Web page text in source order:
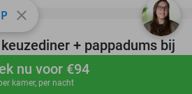
Boek nu
nu voor €94
kamer, per nacht
32%
favorite_border
+ pappadums bij
close